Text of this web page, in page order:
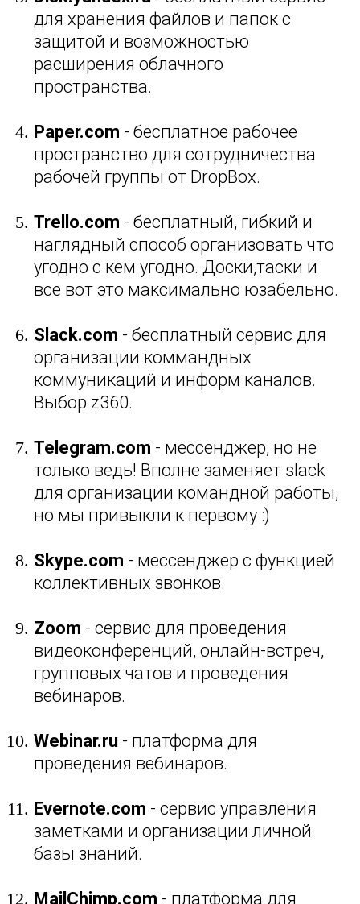
для хранения файлов и папок с
защитой и возможностью
расширения облачного
пространства.
Paper.com - бесплатное рабочее
пространство для сотрудничества
рабочей группы от DropBox.
Trello.com - бесплатный, гибкий и
наглядный способ организовать что
угодно с кем угодно. Доски,таски и
все вот это максимально юзабельно.
Slack.com - бесплатный сервис для
организации коммандных
коммуникаций и информ каналов.
Выбор z360.
Telegram.com - мессенджер, но не
только ведь! Вполне заменяет slack
для организации командной работы,
но мы привыкли к первому :)
Skype.com - мессенджер с функцией
коллективных звонков.
Zoom - сервис для проведения
видеоконференций, онлайн-встреч,
групповых чатов и проведения
вебинаров.
Webinar.ru - платформа для
проведения вебинаров.
Evernote.com - сервис управления
заметками и организации личной
базы знаний.
MailChimp.com - платформа для